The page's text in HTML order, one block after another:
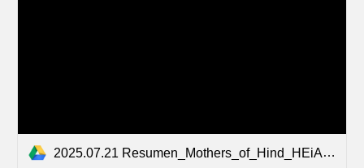
2025.07.21 Resumen_Mothers_of_Hind_HEiAN.pdf